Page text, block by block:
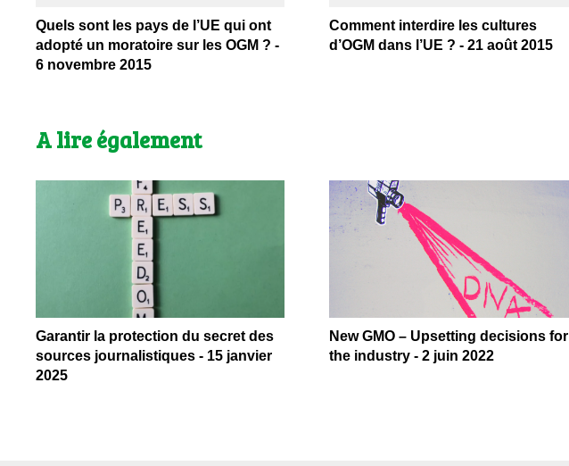
Quels sont les pays de l’UE qui ont
adopté un moratoire sur les OGM ? -
6 novembre 2015
Comment interdire les cultures
d’OGM dans l’UE ? - 21 août 2015
A lire également
Garantir la protection du secret des
sources journalistiques - 15 janvier
2025
New GMO – Upsetting decisions for
the industry - 2 juin 2022